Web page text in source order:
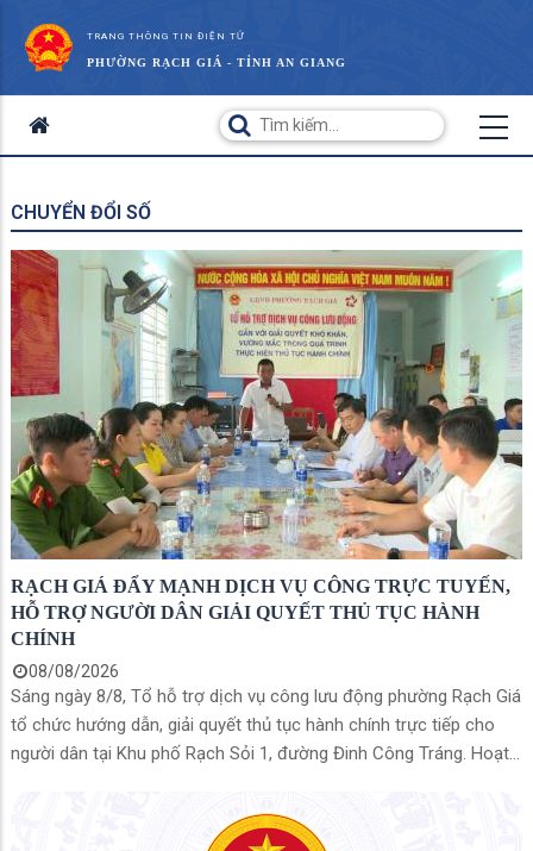
TRANG THÔNG TIN ĐIỆN TỬ
PHƯỜNG RẠCH GIÁ - TỈNH AN GIANG
CHUYỂN ĐỔI SỐ
RẠCH GIÁ ĐẨY MẠNH DỊCH VỤ CÔNG TRỰC TUYẾN,
HỖ TRỢ NGƯỜI DÂN GIẢI QUYẾT THỦ TỤC HÀNH
CHÍNH
08/08/2026
Sáng ngày 8/8, Tổ hỗ trợ dịch vụ công lưu động phường Rạch Giá
tổ chức hướng dẫn, giải quyết thủ tục hành chính trực tiếp cho
người dân tại Khu phố Rạch Sỏi 1, đường Đinh Công Tráng. Hoạt
Sỏi 1, 2, 3 và 4 có nhu cầu thực hiện thủ tục hoặc đang gặp
vướng mắc trong quá trình giải quyết hồ sơ.